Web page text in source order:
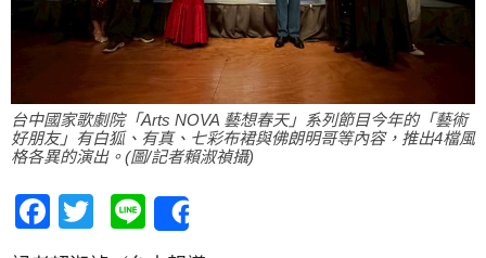
台中國家歌劇院「Arts NOVA 藝想春天」系列節目今年的「藝術
好朋友」有白狐、有真、七彩布裙與佛朗明哥等內容，推出4檔風
格各異的演出。(圖/記者賴淑禎攝)
Facebook
Twitter
Line